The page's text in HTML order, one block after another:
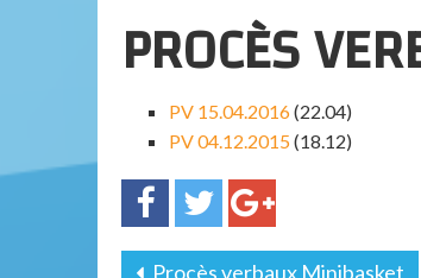
PROCÈS
PV 15.04.2016(22.04)
PV 04.12.2015(18.12)
Procès verbaux Minibasket